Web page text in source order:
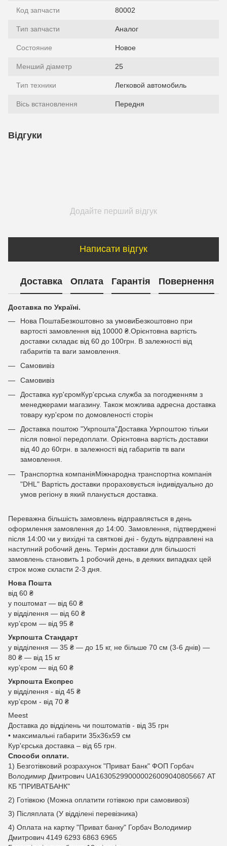
Код запчасти 80002
Тип запчасти Аналог
Состояние Новое
Менший діаметр 25
Тип техники Легковой автомобиль
Вісь встановлення Передня
Відгуки
Додайте перший відгук
Написати відгук
Доставка Оплата Гарантія Повернення
Доставка по Україні.
Нова ПоштаБезкоштовно за умовиБезкоштовно при
вартості замовлення від 10000 ₴.Орієнтовна вартість
доставки складає від 60 до 100грн. В залежності від
габаритів та ваги замовлення.
Самовивіз
Самовивіз
Доставка кур'єромКур'єрська служба за погодженням з
менеджерами магазину. Також можлива адресна доставка
товару кур'єром по домовленості сторін
Доставка поштою "Укрпошта"Доставка Укрпоштою тільки
після повної передоплати. Орієнтовна вартість доставки
від 40 до 60грн. в залежності від габаритів тв ваги
замовлення.
Транспортна компаніяМіжнародна транспортна компанія
"DHL" Вартість доставки прораховується індивідуально до
умов регіону в який планується доставка.
Переважна більшість замовлень відправляється в день
оформлення замовлення до 14:00. Замовлення, підтверджені
після 14:00 чи у вихідні та святкові дні - будуть відправлені на
наступний робочий день. Термін доставки для більшості
замовлень становить 1 робочий день, в деяких випадках цей
строк може скласти 2-3 дня.
Нова Пошта
від 60 ₴
у поштомат — від 60 ₴
у відділення — від 60 ₴
курʼєром — від 95 ₴
Укрпошта Стандарт
у відділення — 35 ₴ — до 15 кг, не більше 70 см (3-6 днів) —
80 ₴ — від 15 кг
курʼєром — від 60 ₴
Укрпошта Експрес
у відділення - від 45 ₴
курʼєром - від 70 ₴
Meest
Доставка до відділень чи поштоматів - від 35 грн
• максимальні габарити 35x36x59 см
Кур'єрська доставка – від 65 грн.
Способи оплати.
1) Безготівковий розрахунок "Приват Банк" ФОП Горбач
Володимир Дмитрович UA163052990000026009040805667 АТ
КБ "ПРИВАТБАНК"
2) Готівкою (Можна оплатити готівкою при самовивозі)
3) Післяплата (У відділені перевізника)
4) Оплата на картку "Приват банку" Горбач Володимир
Дмитрович 4149 6293 6863 6965